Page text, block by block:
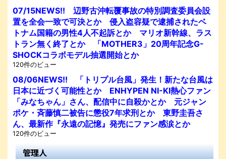
07/15NEWS!! 辺野古沖転覆事故の特別調査委員会設
置を全会一致で可決とか 侵入盗容疑で逮捕されたベ
トナム国籍の男性4人不起訴とか マリオ新幹線、ラス
トラン無く終了とか 「MOTHER3」20周年記念G-
SHOCKコラボモデル抽選開始とか
120件のビュー
08/06NEWS!! 「トリプル台風」発生！新たな台風は
日本に近づく可能性とか ENHYPEN NI-KI熱心ファン
「みなちゃん」さん、配信中に自殺かとか 元ジャン
ポケ・斉藤慎二被告に懲役7年求刑とか 東野圭吾さ
ん、最新作『永遠の記憶』発売にファン感涙とか
120件のビュー
管理人